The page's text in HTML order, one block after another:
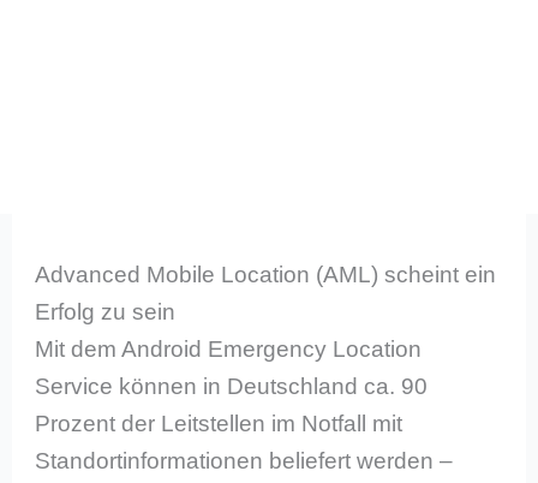
Advanced Mobile Location (AML) scheint ein
Erfolg zu sein
Mit dem Android Emergency Location
Service können in Deutschland ca. 90
Prozent der Leitstellen im Notfall mit
Standortinformationen beliefert werden –